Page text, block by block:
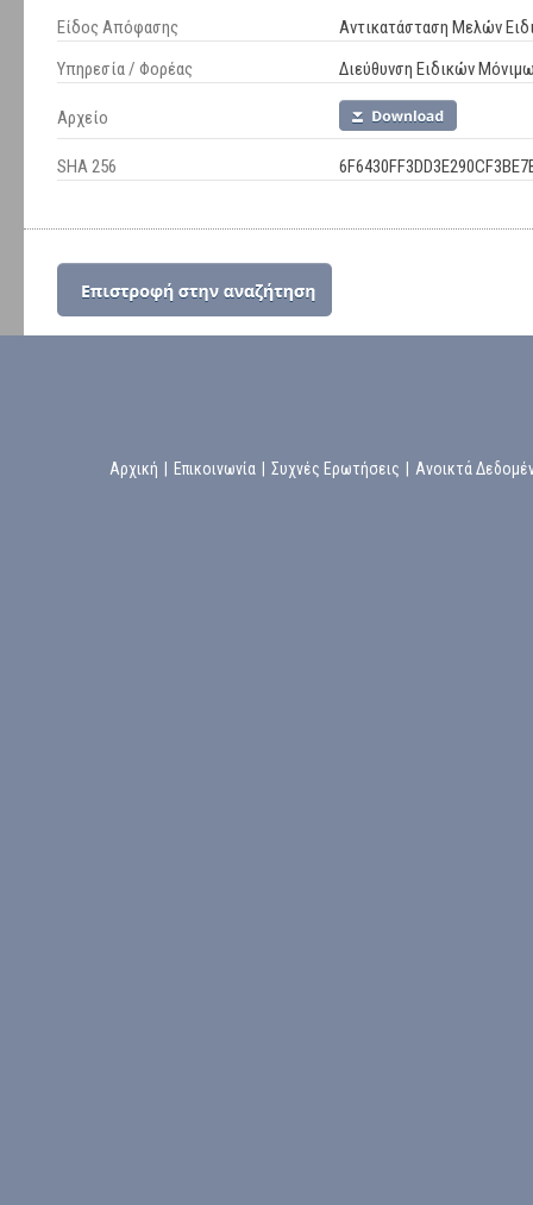
Είδος Απόφασης
Αντικατάσταση Μελών
Υπηρεσία / Φορέας
Διεύθυνση Ειδικών
Αρχείο
SHA 256
Αρχική Επικοινωνία Συχνές Ερωτήσεις Ανοικτά